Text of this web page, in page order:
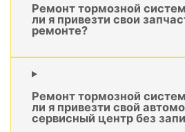
Ремонт тормозной
ли я привезти свои
ремонте?
Ремонт тормозной
ли я привезти свой
сервисный центр без